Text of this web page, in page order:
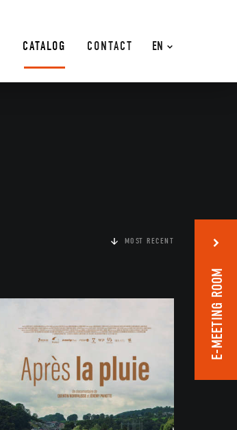
EN
CATALOG CONTACT
MOST RECENT
E-MEETING ROOM